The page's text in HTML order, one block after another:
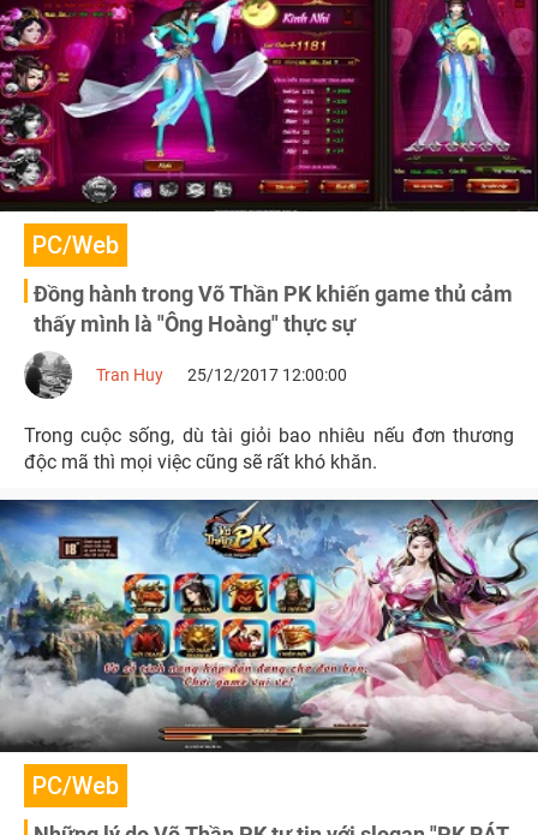
PC/Web
Đồng hành trong Võ Thần PK khiến game thủ cảm
thấy mình là "Ông Hoàng" thực sự
Tran Huy 25/12/2017 12:00:00
Trong cuộc sống, dù tài giỏi bao nhiêu nếu đơn thương
độc mã thì mọi việc cũng sẽ rất khó khăn.
PC/Web